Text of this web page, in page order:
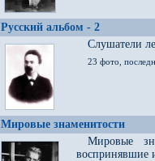
Русский альбом - 2
Cлушатели
23 фото,
Мировые знаменитости
Мировые
воспринявшие